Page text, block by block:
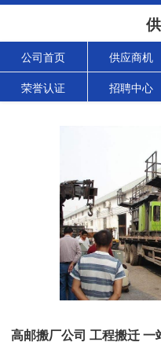
公司首页 供应商机
荣誉认证 招聘中心
高邮搬厂公司 工程搬迁 一